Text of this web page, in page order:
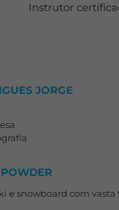
Instrutor
JORGE
e snowboard com vasta